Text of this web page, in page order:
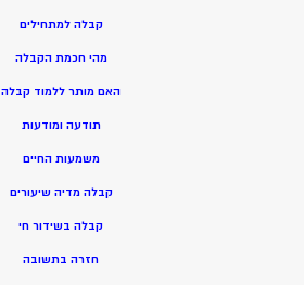
קבלה למתחילים
מהי חכמת הקבלה
האם מותר ללמוד קבלה
תודעה ומודעות
משמעות החיים
קבלה מדיה שיעורים
קבלה בשידור חי
חזרה בתשובה